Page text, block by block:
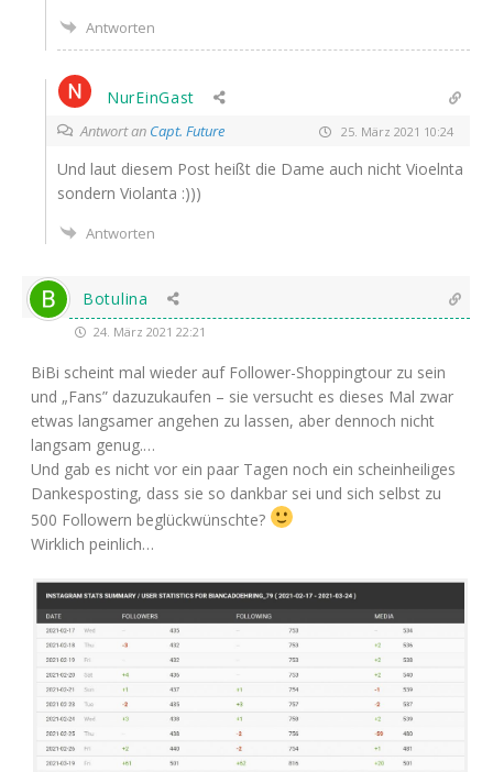
Antworten
NurEinGast
Antwort an Capt. Future 25. März 2021 10:24
Und laut die­sem Post heißt die Dame auch nicht Vioeln­ta
son­dern Violanta :)))
Antworten
Botulina
24. März 2021 22:21
BiBi scheint mal wie­der auf Fol­lower-Shop­ping­tour zu sein
und „Fans” dazu­zu­kau­fen – sie ver­sucht es die­ses Mal zwar
etwas lang­sa­mer ange­hen zu las­sen, aber den­noch nicht
lang­sam genug.…
Und gab es nicht vor ein paar Tagen noch ein schein­hei­li­ges
Dan­kes­pos­ting, dass sie so dank­bar sei und sich selbst zu
500 Fol­lo­wern beglückwünschte?
Wirk­lich peinlich…